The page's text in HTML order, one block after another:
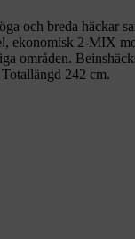
och breda häckar
ekonomisk 2-MIX
områden.
242 cm.